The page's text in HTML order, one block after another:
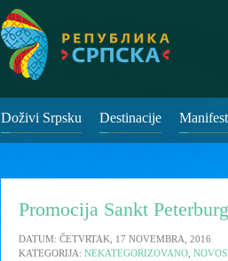
Doživi Srpsku Destinacije
Promocija Sankt
DATUM: ČETVRTAK, 17 NOVEMBRA, 2016
KATEGORIJA: NEKATEGORIZOVANO